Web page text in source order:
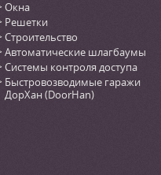
Окна
Решетки
Строительство
Автоматические шлагбаумы
Системы контроля доступа
Быстровозводимые гаражи
ДорХан (DoorHan)